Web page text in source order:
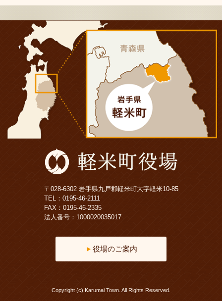
〒028-6302 岩手県九戸郡軽米町大字軽米10-85
TEL： 0195-46-2111
FAX：0195-46-2335
法人番号：1000020035017
役場のご案内
Copyright (c) Karumai Town. All Rights Reserved.